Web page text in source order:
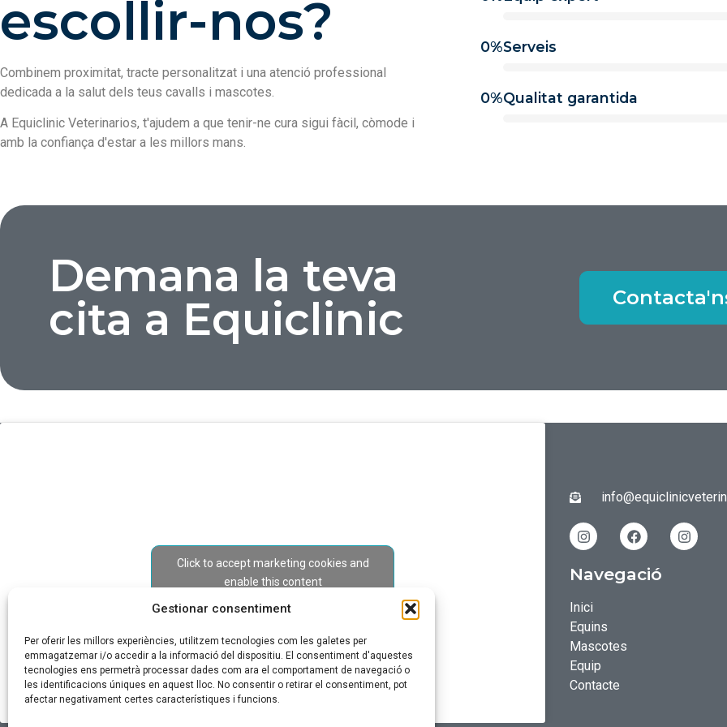
Gestionar consentiment
Per oferir les millors experiències, utilitzem tecnologies com les galetes per
emmagatzemar i/o accedir a la informació del dispositiu. El consentiment d'aquestes
tecnologies ens permetrà processar dades com ara el comportament de navegació o
les identificacions úniques en aquest lloc. No consentir o retirar el consentiment, pot
afectar negativament certes característiques i funcions.
escollir-nos?
Combinem proximitat, tracte personalitzat i una atenció professional
dedicada a la salut dels teus cavalls i mascotes.
A Equiclinic Veterinarios, t'ajudem a que tenir-ne cura sigui fàcil, còmode i
amb la confiança d'estar a les millors mans.
Serveis
0%
Qualitat garantida
0%
Demana la teva
cita a Equiclinic
Click to accept marketing cookies and
enable this content
Navegació
Inici
Equins
Mascotes
Equip
Contacte